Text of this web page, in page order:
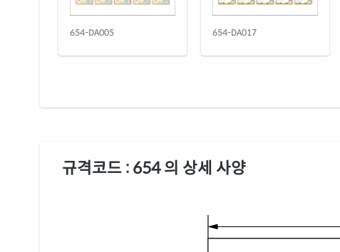
654-DA005 654-DA017
규격코드 : 654 의 상세 사양